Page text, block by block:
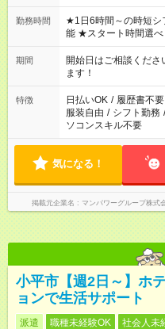
勤務時間
★1日6時間～の時短シフトOK ★もちろんフルタ
能 ★スタート時間選
20:00 など 残業なし！ ※Wワークの場合、他のお仕事と合わせ
週40時間超の就業は
間以上勤務は社会保
（日雇い派遣の原則禁
案内が難しい場合があ
期間
開始日はご相談くだ
ます！
特徴 日払いOK / 履歴書不要
服装自由 / シフト勤務 /
ソコンスキル不要
気になる！
掲載元企業名 マンパワーグループ株
小平市【週2日～】ホ
ョンで生活サポート
派遣 職種未経験OK 社会人未